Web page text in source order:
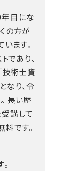
目にな
の方が
ます。
であり、
技術士資
なり、令
長い歴
受講して
です。